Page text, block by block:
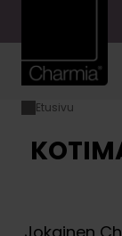
Etusivu
Kotimainen
keittiö